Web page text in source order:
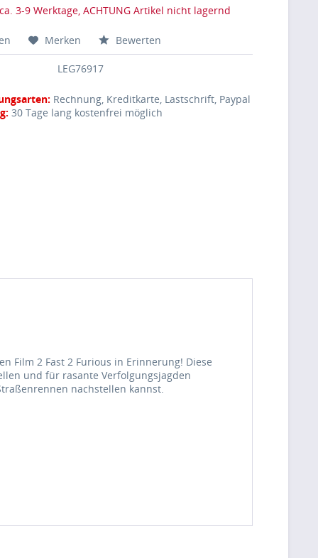
3-9 Werktage, ACHTUNG Artikel nicht lagernd
Merken Bewerten
LEG76917
Rechnung, Kreditkarte, Lastschrift, Paypal
30 Tage lang kostenfrei möglich
Film 2 Fast 2 Furious in Erinnerung! Diese
und für rasante Verfolgungsjagden
nachstellen kannst.